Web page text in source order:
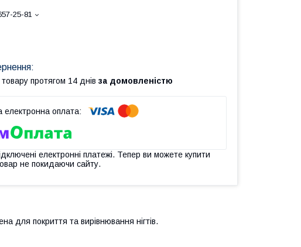
25-81
протягом 14 днів за домовленістю
електронні платежі. Тепер ви можете купити
не покидаючи сайту.
для покриття та вирівнювання нігтів.